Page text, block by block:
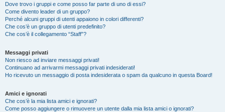
Dove trovo i gruppi e come posso far parte di uno di essi?
Come divento leader di un gruppo?
Perché alcuni gruppi di utenti appaiono in colori differenti?
Che cos’è un gruppo di utenti predefinito?
Che cos’è il collegamento “Staff”?
Messaggi privati
Non riesco ad inviare messaggi privati!
Continuano ad arrivarmi messaggi privati indesiderati!
Ho ricevuto un messaggio di posta indesiderata o spam da qualcuno in questa Board!
Amici e ignorati
Che cos’è la mia lista amici e ignorati?
Come posso aggiungere o rimuovere un utente dalla mia lista amici o ignorati?